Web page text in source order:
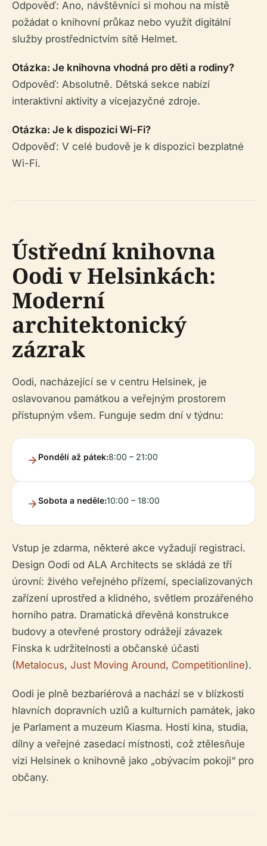
Odpověď: Ano, návštěvníci si mohou na místě
požádat o knihovní průkaz nebo využít digitální
služby prostřednictvím sítě Helmet.
Otázka: Je knihovna vhodná pro děti a rodiny?
Odpověď: Absolutně. Dětská sekce nabízí
interaktivní aktivity a vícejazyčné zdroje.
Otázka: Je k dispozici Wi-Fi?
Odpověď: V celé budově je k dispozici bezplatné
Wi-Fi.
Ústřední knihovna
Oodi v Helsinkách:
Moderní
architektonický
zázrak
Oodi, nacházející se v centru Helsinek, je
oslavovanou památkou a veřejným prostorem
přístupným všem. Funguje sedm dní v týdnu:
Pondělí až pátek:8:00 – 21:00
Sobota a neděle:10:00 – 18:00
Vstup je zdarma, některé akce vyžadují registraci.
Design Oodi od ALA Architects se skládá ze tří
úrovní: živého veřejného přízemí, specializovaných
zařízení uprostřed a klidného, světlem prozářeného
horního patra. Dramatická dřevěná konstrukce
budovy a otevřené prostory odrážejí závazek
Finska k udržitelnosti a občanské účasti
(Metalocus, Just Moving Around, Competitionline).
Oodi je plně bezbariérová a nachází se v blízkosti
hlavních dopravních uzlů a kulturních památek, jako
je Parlament a muzeum Kiasma. Hostí kina, studia,
dílny a veřejné zasedací místnosti, což ztělesňuje
vizi Helsinek o knihovně jako „obývacím pokoji“ pro
občany.